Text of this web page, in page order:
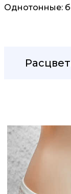
Однотонные: